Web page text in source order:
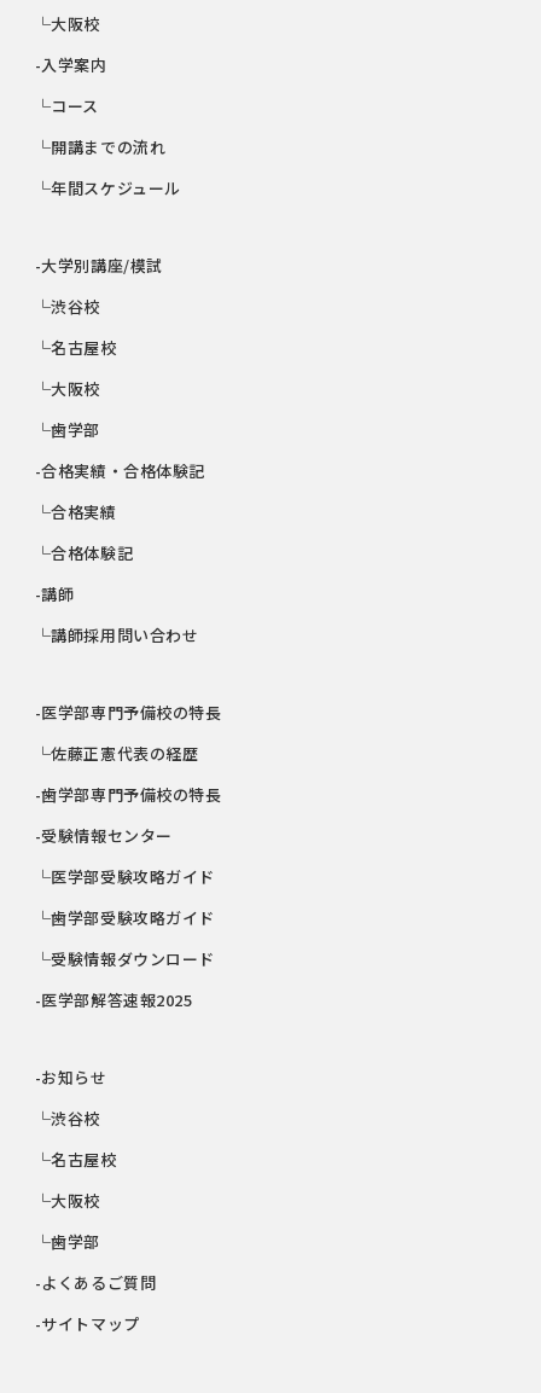
└大阪校
-入学案内
└コース
└開講までの流れ
└年間スケジュール
-大学別講座/模試
└渋谷校
└名古屋校
└大阪校
└歯学部
-合格実績・合格体験記
└合格実績
└合格体験記
-講師
└講師採用問い合わせ
-医学部専門予備校の特長
└佐藤正憲代表の経歴
-歯学部専門予備校の特長
-受験情報センター
└医学部受験攻略ガイド
└歯学部受験攻略ガイド
└受験情報ダウンロード
-医学部解答速報2025
-お知らせ
└渋谷校
└名古屋校
└大阪校
└歯学部
-よくあるご質問
-サイトマップ